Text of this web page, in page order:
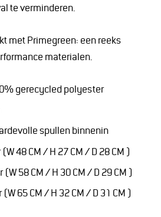
te verminderen.
met Primegreen: een reeks
materialen.
gerecycled polyester
spullen binnenin
48 CM / H 27 CM / D 28 CM )
58 CM / H 30 CM / D 29 CM )
65 CM / H 32 CM / D 31 CM )